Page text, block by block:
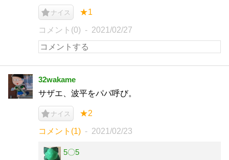
ナイス ★1
コメント(0) 2021/02/27
32wakame
サザエ、波平をパパ呼び。
ナイス ★2
コメント(1) 2021/02/23
5〇5